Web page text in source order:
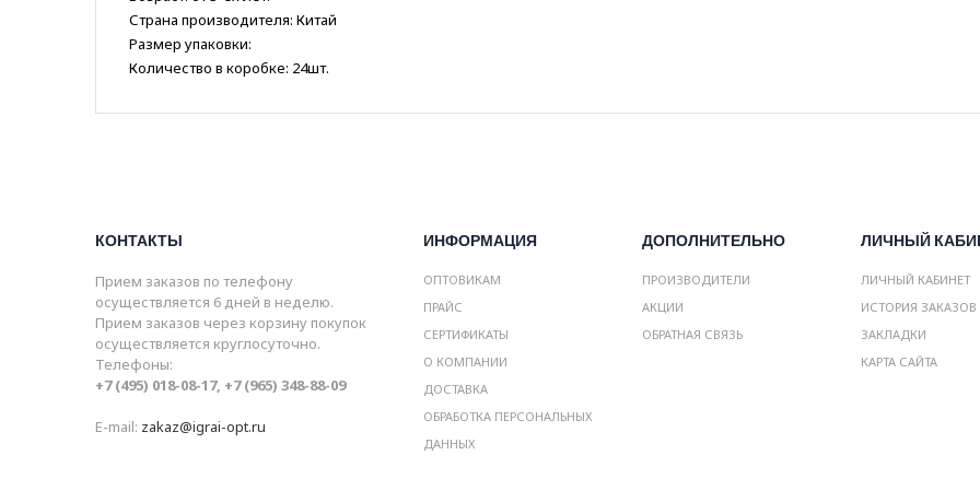
Страна производителя: Китай
Размер упаковки:
Количество в коробке: 24шт.
КОНТАКТЫ
Прием заказов по телефону
осуществляется 6 дней в неделю.
Прием заказов через корзину покупок
осуществляется круглосуточно.
Телефоны:
+7 (495) 018-08-17, +7 (965) 348-88-09
E-mail: zakaz@igrai-opt.ru
ИНФОРМАЦИЯ
ОПТОВИКАМ
ПРАЙС
СЕРТИФИКАТЫ
О КОМПАНИИ
ДОСТАВКА
ОБРАБОТКА ПЕРСОНАЛЬНЫХ
ДАННЫХ
ДОПОЛНИТЕЛЬНО
ПРОИЗВОДИТЕЛИ
АКЦИИ
ОБРАТНАЯ СВЯЗЬ
ЛИЧНЫЙ
ЛИЧНЫЙ КАБИНЕТ
ИСТОРИЯ ЗАКАЗОВ
ЗАКЛАДКИ
КАРТА САЙТА